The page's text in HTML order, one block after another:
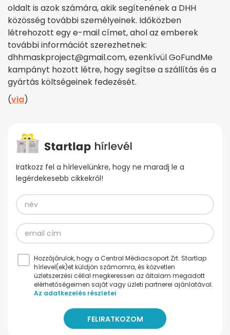
oldalt is azok számára, akik segítenének a DHH
közösség további személyeinek. Időközben
létrehozott egy e-mail címet, ahol az emberek
további információt szerezhetnek:
dhhmaskproject@gmail.com, ezenkívül GoFundMe
kampányt hozott létre, hogy segítse a szállítás és a
gyártás költségeinek fedezését.
(via)
Iratkozz fel a hírlevelünkre, hogy ne maradj le a
legérdekesebb cikkekről!
Hozzájárulok, hogy a Central Médiacsoport Zrt. Startlap
hírlevel(ek)et küldjön számomra, és közvetlen
üzletszerzési céllal megkeressen az általam megadott
elérhetőségeimen saját vagy üzleti partnerei ajánlatával.
Az adatkezelés részletei